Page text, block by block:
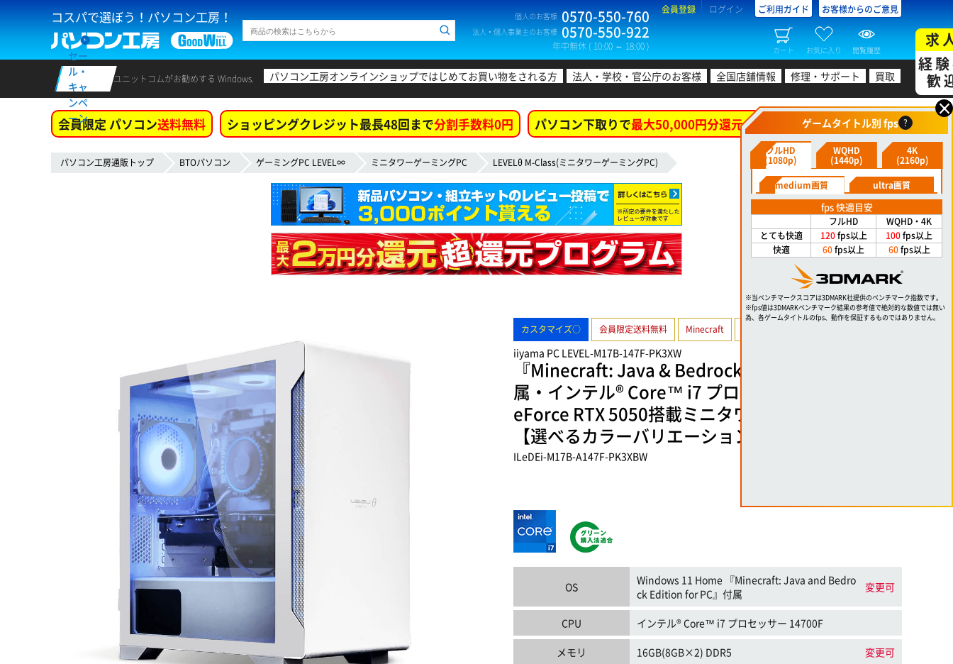
コスパで選ぼう！パソコン工房！ 個人のお客様 0570-550-760
法人・個人事業主のお客様 0570-550-922
年中無休 ( 10:00 ～ 18:00 )
会員登録 ログイン ご利用ガイド お客様からのご意見
カート お気に入り 閲覧履歴
セー
ル・
キャ
ンペ
ーン
ユニットコムがお勧めする Windows. パソコン工房オンラインショップではじめてお買い物をされる方 法人・学校・官公庁のお客様 全国店舗情報 修理・サポート 買取
求
経
歓
会員限定 パソコン送料無料 ショッピングクレジット最長48回まで分割手数料0円 パソコン下取りで最大50,000円分還元！
パソコン工房通販トップ BTOパソコン ゲーミングPC LEVEL∞ ミニタワーゲーミングPC LEVELθ M-Class(ミニタワーゲーミングPC)
カスタマイズ○ 会員限定送料無料 Minecraft
iiyama PC LEVEL-M17B-147F-PK3XW
『Minecraft: Java & Bedrock Edition for PC』付
属・インテル® Core™ i7 プロセッサー 14700FとG
eForce RTX 5050搭載ミニタワーゲーミングPC
【選べるカラーバリエーション】
ILeDEi-M17B-A147F-PK3XBW
OS
Windows 11 Home 『Minecraft: Java and Bedro
ck Edition for PC』付属
変更可
CPU インテル® Core™ i7 プロセッサー 14700F
メモリ 16GB(8GB×2) DDR5 変更可
×
ゲームタイトル別 fps ?
フルHD
(1080p)
WQHD
(1440p)
4K
(2160p)
medium画質
ultra画質
fps 快適目安
フルHD
WQHD・4K
とても快適
120fps以上 100fps以上
快適
60fps以上 60fps以上
※当ベンチマークスコアは3DMARK社提供のベンチマーク指数です。
※fps値は3DMARKベンチマーク結果の参考値で絶対的な数値では無い
為、各ゲームタイトルのfps、動作を保証するものではありません。